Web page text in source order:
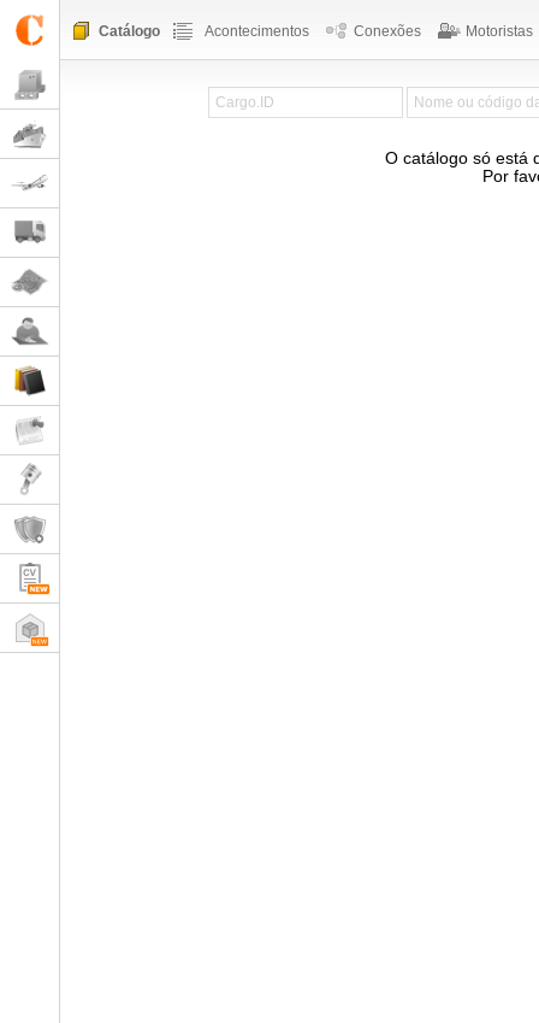
Catálogo Acontecimentos Conexões Motoristas
O catálogo só está
Por